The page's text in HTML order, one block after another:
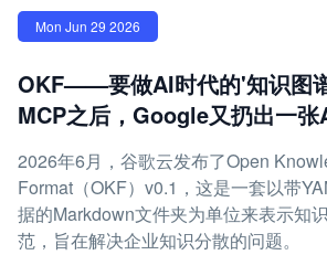
Mon Jun 29 2026
OKF——要做AI时代的'知识图
MCP之后，Google又扔出一
2026年6月，谷歌云发布了Open
Format（OKF）v0.1，这是一套以带
据的Markdown文件夹为单位来表示知
范，旨在解决企业知识分散的问题。